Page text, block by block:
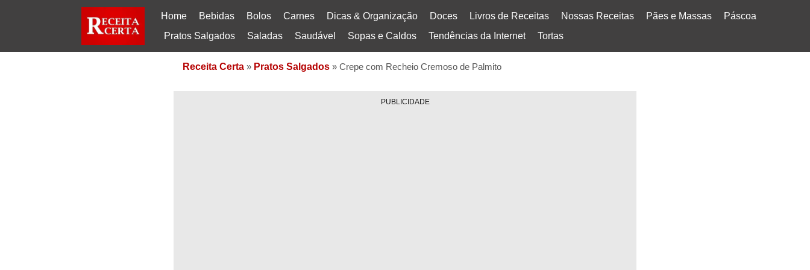
Home Bebidas Bolos Carnes Dicas & Organização Doces Livros de Receitas Nossas Receitas Pães e Massas
Páscoa
Pratos Salgados
Saladas Saudável Sopas e Caldos Tendências da Internet Tortas
Receita Certa » Pratos Salgados » Crepe com Recheio Cremoso de Palmito
PUBLICIDADE